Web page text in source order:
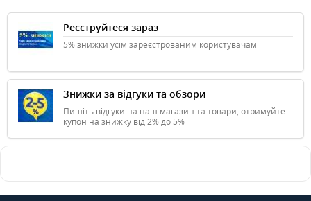
Реєструйтеся зараз
5% знижки усім зареєстрованим користувачам
Знижки за відгуки та обзори
Пишіть відгуки на наш магазин та товари, отримуйте
купон на знижку від 2% до 5%